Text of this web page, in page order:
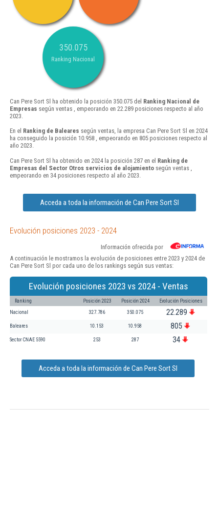
350.075
Ranking Nacional
Can Pere Sort Sl ha obtenido la posición 350.075 del Ranking Nacional de
Empresas según ventas , empeorando en 22.289 posiciones respecto al año
2023.
En el Ranking de Baleares según ventas, la empresa Can Pere Sort Sl en 2024
ha conseguido la posición 10.958 , empeorando en 805 posiciones respecto al
año 2023.
Can Pere Sort Sl ha obtenido en 2024 la posición 287 en el Ranking de
Empresas del Sector Otros servicios de alojamiento según ventas ,
empeorando en 34 posiciones respecto al año 2023.
Acceda a toda la información de Can Pere Sort Sl
Evolución posiciones 2023 - 2024
Información ofrecida por
A continuación le mostramos la evolución de posiciones entre 2023 y 2024 de
Can Pere Sort Sl por cada uno de los rankings según sus ventas:
Evolución posiciones 2023 vs 2024 - Ventas
Ranking Posición 2023 Posición 2024 Evolución Posiciones
Nacional 327.786 350.075 22.289
Baleares 10.153 10.958 805
Sector CNAE 5590 253 287 34
Acceda a toda la información de Can Pere Sort Sl